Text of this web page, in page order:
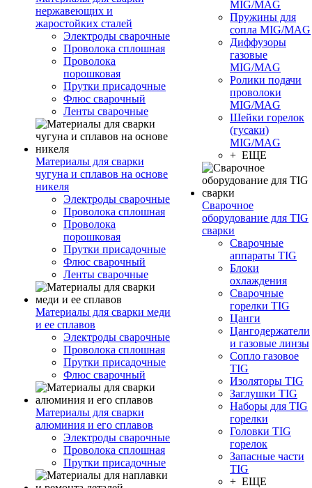
нержавеющих и
жаростойких сталей
Электроды сварочные
Проволока сплошная
Проволока
порошковая
Прутки присадочные
Флюс сварочный
Ленты сварочные
Материалы для сварки
чугуна и сплавов на основе
никеля
Электроды сварочные
Проволока сплошная
Проволока
порошковая
Прутки присадочные
Флюс сварочный
Ленты сварочные
Материалы для сварки меди
и ее сплавов
Электроды сварочные
Проволока сплошная
Прутки присадочные
Флюс сварочный
Материалы для сварки
алюминия и его сплавов
Электроды сварочные
Проволока сплошная
Прутки присадочные
MIG/MAG
Пружины для
сопла MIG/MAG
Диффузоры
газовые
MIG/MAG
Ролики подачи
проволоки
MIG/MAG
Шейки горелок
(гусаки)
MIG/MAG
+ ЕЩЕ
Сварочное
оборудование для TIG
сварки
Сварочные
аппараты TIG
Блоки
охлаждения
Сварочные
горелки TIG
Цанги
Цангодержатели
и газовые линзы
Сопло газовое
TIG
Изоляторы TIG
Заглушки TIG
Наборы для TIG
горелки
Головки TIG
горелок
Запасные части
TIG
+ ЕЩЕ